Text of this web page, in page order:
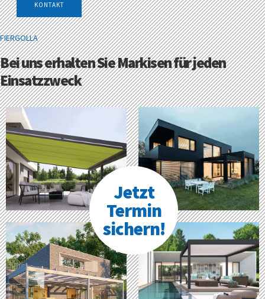
FIERGOLLA
Bei uns erhalten Sie Markisen für jeden
Einsatzzweck
Jetzt
Termin
sichern!
KONTAKT